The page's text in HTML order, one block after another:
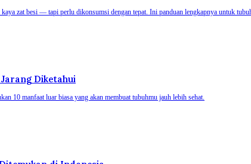
zat besi — tapi perlu dikonsumsi dengan tepat. Ini panduan lengkapnya untuk
Diketahui
10 manfaat luar biasa yang akan membuat tubuhmu jauh lebih sehat.